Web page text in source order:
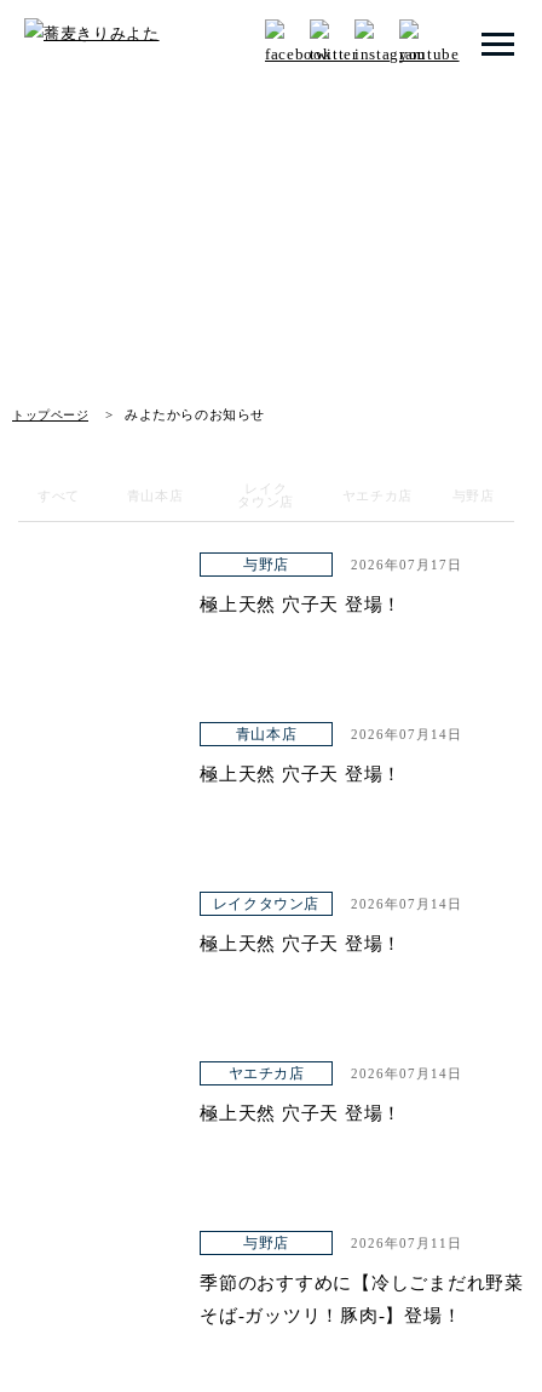
トップページ みよたからのお知らせ
お知らせ
アクセス
すべて 青山本店
レイク
タウン店
ヤエチカ店 与野店
与野店 2026年07月17日
極上天然 穴子天 登場！
青山本店 2026年07月14日
極上天然 穴子天 登場！
レイクタウン店 2026年07月14日
極上天然 穴子天 登場！
ヤエチカ店 2026年07月14日
極上天然 穴子天 登場！
与野店 2026年07月11日
季節のおすすめに【冷しごまだれ野菜
そば-ガッツリ！豚肉-】登場！